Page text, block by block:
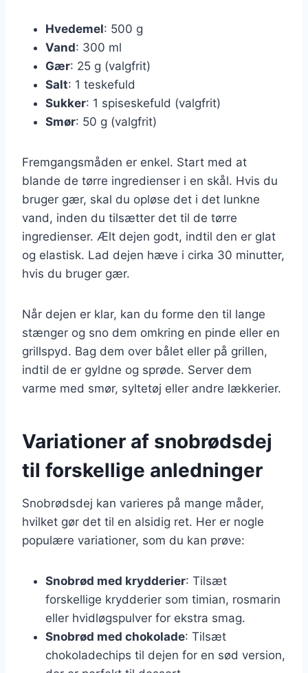
Hvedemel: 500 g
Vand: 300 ml
Gær: 25 g (valgfrit)
Salt: 1 teskefuld
Sukker: 1 spiseskefuld (valgfrit)
Smør: 50 g (valgfrit)
Fremgangsmåden er enkel. Start med at
blande de tørre ingredienser i en skål. Hvis du
bruger gær, skal du opløse det i det lunkne
vand, inden du tilsætter det til de tørre
ingredienser. Ælt dejen godt, indtil den er glat
og elastisk. Lad dejen hæve i cirka 30 minutter,
hvis du bruger gær.
Når dejen er klar, kan du forme den til lange
stænger og sno dem omkring en pinde eller en
grillspyd. Bag dem over bålet eller på grillen,
indtil de er gyldne og sprøde. Server dem
varme med smør, syltetøj eller andre lækkerier.
Variationer af snobrødsdej
til forskellige anledninger
Snobrødsdej kan varieres på mange måder,
hvilket gør det til en alsidig ret. Her er nogle
populære variationer, som du kan prøve:
Snobrød med krydderier: Tilsæt
forskellige krydderier som timian, rosmarin
eller hvidløgspulver for ekstra smag.
Snobrød med chokolade: Tilsæt
chokoladechips til dejen for en sød version,